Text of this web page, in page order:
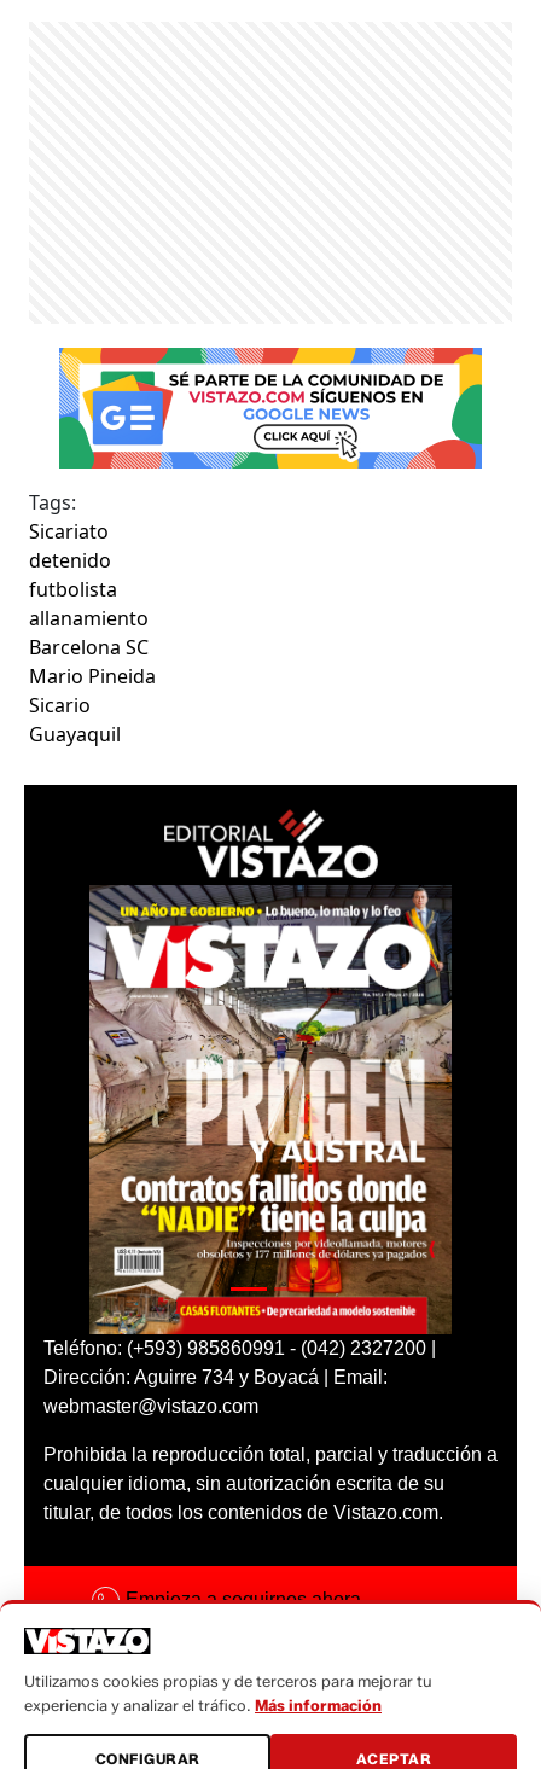
Tags:
Sicariato
detenido
futbolista
allanamiento
Barcelona SC
Mario Pineida
Sicario
Guayaquil
Teléfono: (+593) 985860991 - (042) 2327200 |
Dirección: Aguirre 734 y Boyacá | Email:
webmaster@vistazo.com
Prohibida la reproducción total, parcial y traducción a
cualquier idioma, sin autorización escrita de su
titular, de todos los contenidos de Vistazo.com.
Empieza a seguirnos ahora
Código ética
Sugerencias a:
sugerencias@vistazo.com
Utilizamos cookies propias y de terceros para mejorar tu
experiencia y analizar el tráfico. Más información
CONFIGURAR ACEPTAR